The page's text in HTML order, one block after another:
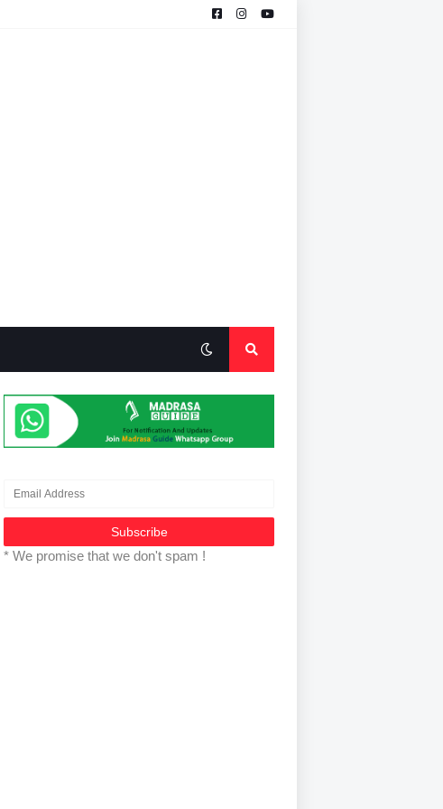
* We promise that we don't spam !